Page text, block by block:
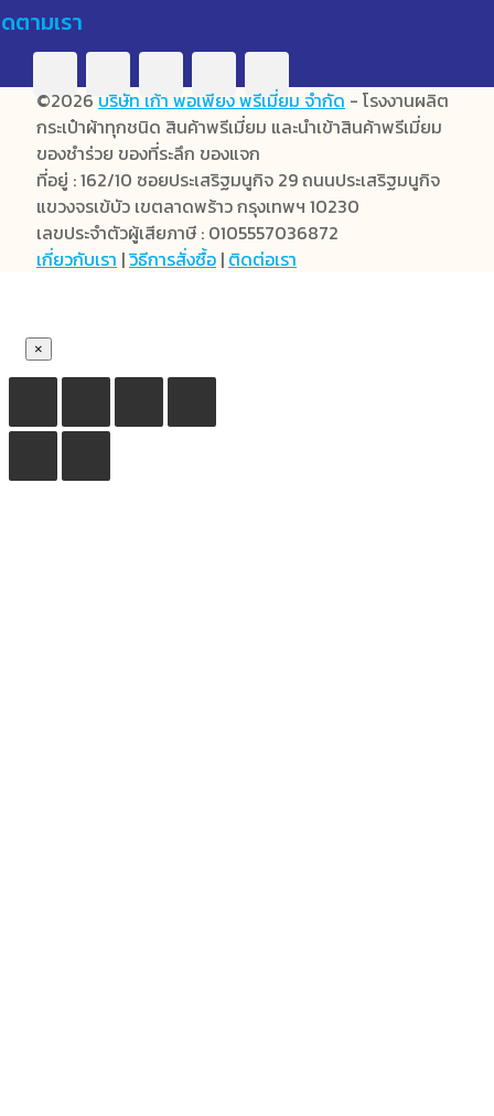
ตามเรา
©2026 บริษัท เก้า พอเพียง พรีเมี่ยม จำกัด - โรงงานผลิต
กระเป๋าผ้าทุกชนิด สินค้าพรีเมี่ยม และนำเข้าสินค้าพรีเมี่ยม
ของชำร่วย ของที่ระลึก ของแจก
ที่อยู่ : 162/10 ซอยประเสริฐมนูกิจ 29 ถนนประเสริฐมนูกิจ
แขวงจรเข้บัว เขตลาดพร้าว กรุงเทพฯ 10230
เลขประจำตัวผู้เสียภาษี : 0105557036872
เกี่ยวกับเรา |วิธีการสั่งซื้อ | ติดต่อเรา
×